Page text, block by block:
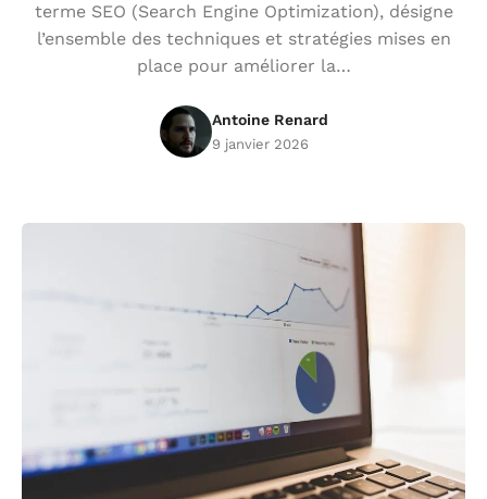
terme SEO (Search Engine Optimization), désigne
l’ensemble des techniques et stratégies mises en
place pour améliorer la…
Antoine Renard
9 janvier 2026